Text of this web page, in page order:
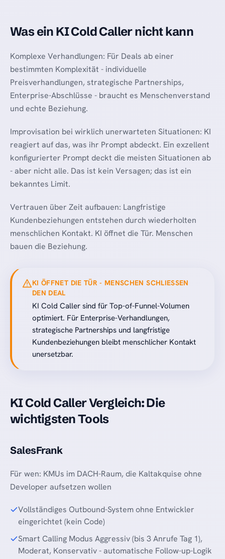
Was ein KI Cold Caller nicht kann
Komplexe Verhandlungen: Für Deals ab einer
bestimmten Komplexität - individuelle
Preisverhandlungen, strategische Partnerships,
Enterprise-Abschlüsse - braucht es Menschenverstand
und echte Beziehung.
Improvisation bei wirklich unerwarteten Situationen: KI
reagiert auf das, was ihr Prompt abdeckt. Ein exzellent
konfigurierter Prompt deckt die meisten Situationen ab
- aber nicht alle. Das ist kein Versagen; das ist ein
bekanntes Limit.
Vertrauen über Zeit aufbauen: Langfristige
Kundenbeziehungen entstehen durch wiederholten
menschlichen Kontakt. KI öffnet die Tür. Menschen
bauen die Beziehung.
KI ÖFFNET DIE TÜR - MENSCHEN SCHLIESSEN D
EN DEAL
KI Cold Caller sind für Top-of-Funnel-Volumen
optimiert. Für Enterprise-Verhandlungen,
strategische Partnerships und langfristige
Kundenbeziehungen bleibt menschlicher Kontakt
unersetzbar.
KI Cold Caller Vergleich: Die
wichtigsten Tools
SalesFrank
Für wen: KMUs im DACH-Raum, die Kaltakquise ohne
Developer aufsetzen wollen
Vollständiges Outbound-System ohne Entwickler
eingerichtet (kein Code)
Smart Calling Modus Aggressiv (bis 3 Anrufe Tag 1),
Moderat, Konservativ - automatische Follow-up-Logik